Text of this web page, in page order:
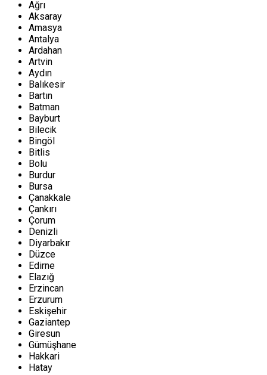
Ağrı
Aksaray
Amasya
Antalya
Ardahan
Artvin
Aydın
Balıkesir
Bartın
Batman
Bayburt
Bilecik
Bingöl
Bitlis
Bolu
Burdur
Bursa
Çanakkale
Çankırı
Çorum
Denizli
Diyarbakır
Düzce
Edirne
Elazığ
Erzincan
Erzurum
Eskişehir
Gaziantep
Giresun
Gümüşhane
Hakkari
Hatay